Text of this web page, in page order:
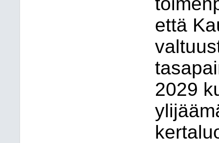
että
2029